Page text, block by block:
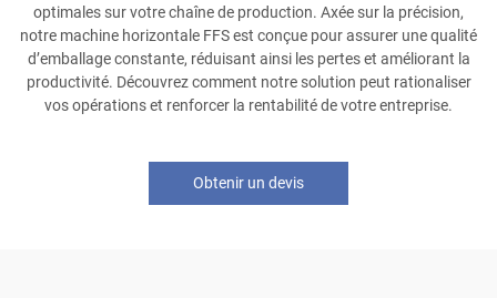
optimales sur votre chaîne de production. Axée sur la précision,
notre machine horizontale FFS est conçue pour assurer une qualité
d’emballage constante, réduisant ainsi les pertes et améliorant la
productivité. Découvrez comment notre solution peut rationaliser
vos opérations et renforcer la rentabilité de votre entreprise.
Obtenir un devis